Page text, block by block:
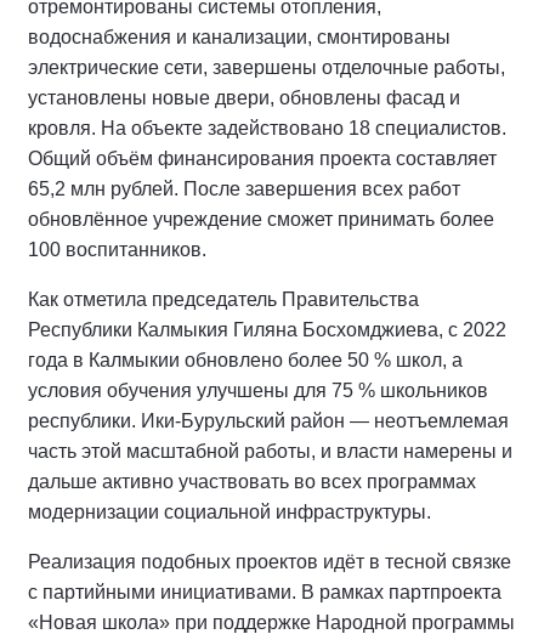
отремонтированы системы отопления,
водоснабжения и канализации, смонтированы
электрические сети, завершены отделочные работы,
установлены новые двери, обновлены фасад и
кровля. На объекте задействовано 18 специалистов.
Общий объём финансирования проекта составляет
65,2 млн рублей. После завершения всех работ
обновлённое учреждение сможет принимать более
100 воспитанников.
Как отметила председатель Правительства
Республики Калмыкия Гиляна Босхомджиева, с 2022
года в Калмыкии обновлено более 50 % школ, а
условия обучения улучшены для 75 % школьников
республики. Ики‑Бурульский район — неотъемлемая
часть этой масштабной работы, и власти намерены и
дальше активно участвовать во всех программах
модернизации социальной инфраструктуры.
Реализация подобных проектов идёт в тесной связке
с партийными инициативами. В рамках партпроекта
«Новая школа» при поддержке Народной программы